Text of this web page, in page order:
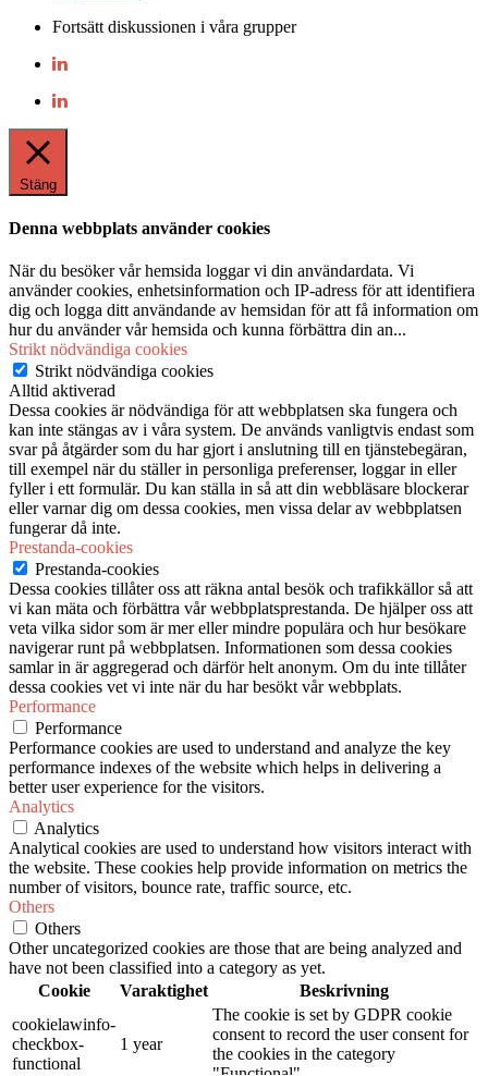
Fortsätt diskussionen i våra grupper
Stäng
Denna webbplats använder cookies
När du besöker vår hemsida loggar vi din användardata. Vi
använder cookies, enhetsinformation och IP-adress för att identifiera
dig och logga ditt användande av hemsidan för att få information om
hur du använder vår hemsida och kunna förbättra din an...
Strikt nödvändiga cookies
Strikt nödvändiga cookies
Alltid aktiverad
Dessa cookies är nödvändiga för att webbplatsen ska fungera och
kan inte stängas av i våra system. De används vanligtvis endast som
svar på åtgärder som du har gjort i anslutning till en tjänstebegäran,
till exempel när du ställer in personliga preferenser, loggar in eller
fyller i ett formulär. Du kan ställa in så att din webbläsare blockerar
eller varnar dig om dessa cookies, men vissa delar av webbplatsen
fungerar då inte.
Prestanda-cookies
Prestanda-cookies
Dessa cookies tillåter oss att räkna antal besök och trafikkällor så att
vi kan mäta och förbättra vår webbplatsprestanda. De hjälper oss att
veta vilka sidor som är mer eller mindre populära och hur besökare
navigerar runt på webbplatsen. Informationen som dessa cookies
samlar in är aggregerad och därför helt anonym. Om du inte tillåter
dessa cookies vet vi inte när du har besökt vår webbplats.
Performance
Performance
Performance cookies are used to understand and analyze the key
performance indexes of the website which helps in delivering a
better user experience for the visitors.
Analytics
Analytics
Analytical cookies are used to understand how visitors interact with
the website. These cookies help provide information on metrics the
number of visitors, bounce rate, traffic source, etc.
Others
Others
Other uncategorized cookies are those that are being analyzed and
have not been classified into a category as yet.
Cookie
Varaktighet
Beskrivning
cookielawinfo-
checkbox-
functional
1 year
The cookie is set by GDPR cookie
consent to record the user consent for
the cookies in the category